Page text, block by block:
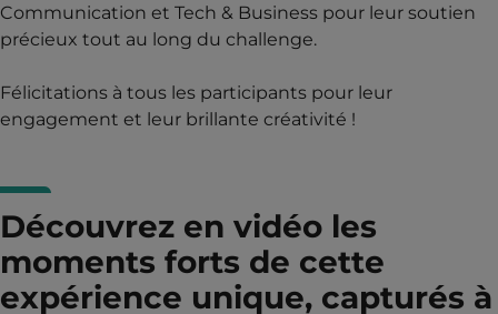
Communication et Tech & Business pour leur soutien
précieux tout au long du challenge.
Félicitations à tous les participants pour leur
engagement et leur brillante créativité !
Découvrez en vidéo les
moments forts de cette
expérience unique, capturés à